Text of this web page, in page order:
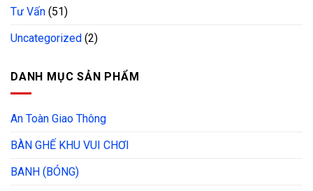
Tư Vấn (51)
Uncategorized (2)
DANH MỤC SẢN PHẨM
An Toàn Giao Thông
BÀN GHẾ KHU VUI CHƠI
BANH (BÓNG)